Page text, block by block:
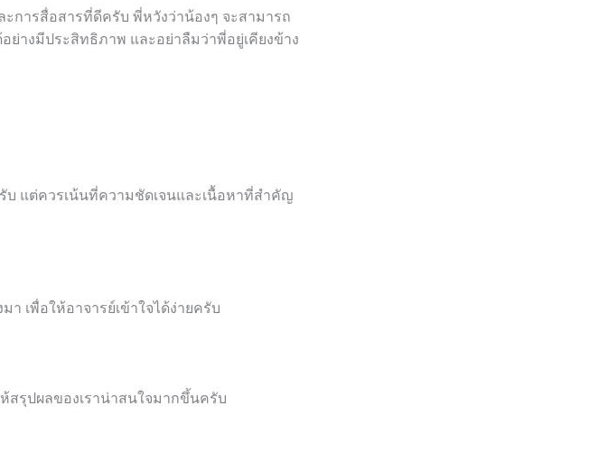
การสื่อสารที่ดีครับ พี่หวังว่าน้องๆ จะสามารถ
ย่างมีประสิทธิภาพ และอย่าลืมว่าพี่อยู่เคียงข้าง
แต่ควรเน้นที่ความชัดเจนและเนื้อหาที่สำคัญ
เพื่อให้อาจารย์เข้าใจได้ง่ายครับ
สรุปผลของเราน่าสนใจมากขึ้นครับ